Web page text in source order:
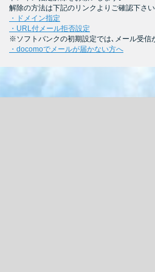
解除の方法は下記のリンクよりご確認下さい
・ドメイン指定
・URL付メール拒否設定
※ソフトバンクの初期設定では､メール受信
・docomoでメールが届かない方へ